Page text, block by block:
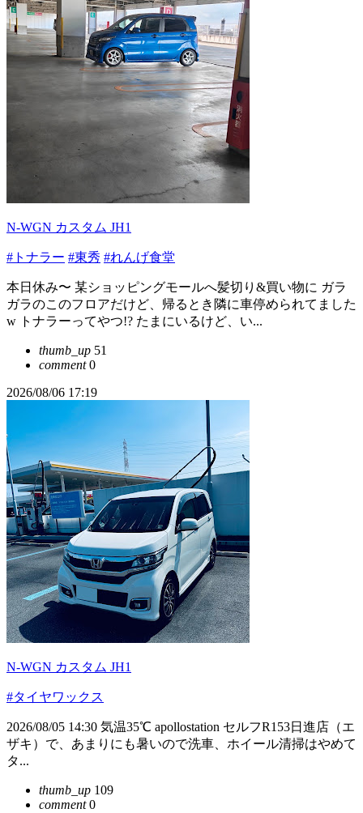
N-WGN カスタム JH1
#トナラー #東秀 #れんげ食堂
本日休み〜 某ショッピングモールへ髪切り&買い物に ガラ
ガラのこのフロアだけど、帰るとき隣に車停められてました
w トナラーってやつ!? たまにいるけど、い...
thumb_up 51
comment0
2026/08/06 17:19
N-WGN カスタム JH1
#タイヤワックス
2026/08/05 14:30 気温35℃ apollostation セルフR153日進店（エ
ザキ）で、あまりにも暑いので洗車、ホイール清掃はやめて
タ...
thumb_up 109
comment0